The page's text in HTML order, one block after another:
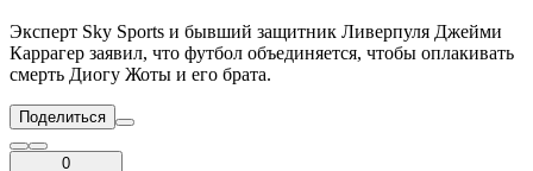
Эксперт Sky Sports и бывший защитник Ливерпуля Джейми
Каррагер заявил, что футбол объединяется, чтобы оплакивать
смерть Диогу Жоты и его брата.
Поделиться
0